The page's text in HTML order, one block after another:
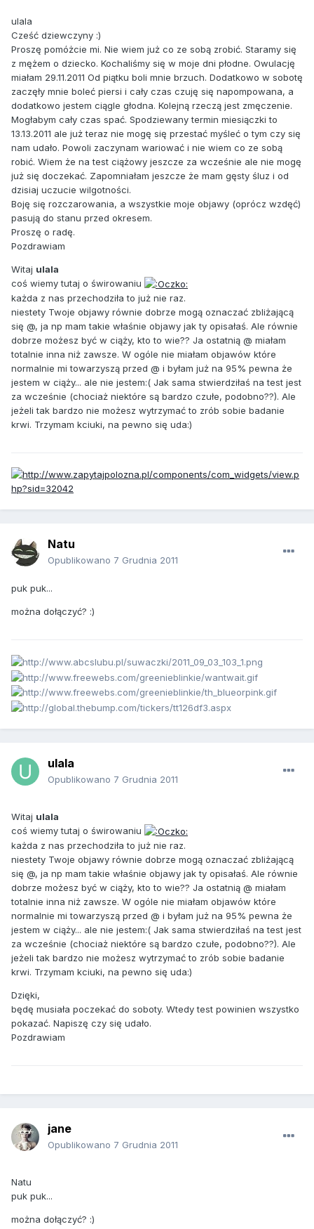
ulala
Cześć dziewczyny :)
Proszę pomóżcie mi. Nie wiem już co ze sobą zrobić. Staramy się
z mężem o dziecko. Kochaliśmy się w moje dni płodne. Owulację
miałam 29.11.2011 Od piątku boli mnie brzuch. Dodatkowo w sobotę
zaczęły mnie boleć piersi i cały czas czuję się napompowana, a
dodatkowo jestem ciągle głodna. Kolejną rzeczą jest zmęczenie.
Mogłabym cały czas spać. Spodziewany termin miesiączki to
13.13.2011 ale już teraz nie mogę się przestać myśleć o tym czy się
nam udało. Powoli zaczynam wariować i nie wiem co ze sobą
robić. Wiem że na test ciążowy jeszcze za wcześnie ale nie mogę
już się doczekać. Zapomniałam jeszcze że mam gęsty śluz i od
dzisiaj uczucie wilgotności.
Boję się rozczarowania, a wszystkie moje objawy (oprócz wzdęć)
pasują do stanu przed okresem.
Proszę o radę.
Pozdrawiam
Witaj ulala
coś wiemy tutaj o świrowaniu
każda z nas przechodziła to już nie raz.
niestety Twoje objawy równie dobrze mogą oznaczać zbliżającą
się @, ja np mam takie właśnie objawy jak ty opisałaś. Ale równie
dobrze możesz być w ciąży, kto to wie?? Ja ostatnią @ miałam
totalnie inna niż zawsze. W ogóle nie miałam objawów które
normalnie mi towarzyszą przed @ i byłam już na 95% pewna że
jestem w ciąży... ale nie jestem:( Jak sama stwierdziłaś na test jest
za wcześnie (chociaż niektóre są bardzo czułe, podobno??). Ale
jeżeli tak bardzo nie możesz wytrzymać to zrób sobie badanie
krwi. Trzymam kciuki, na pewno się uda:)
Natu
Opublikowano 7 Grudnia 2011
puk puk...
można dołączyć? :)
ulala
Opublikowano 7 Grudnia 2011
Witaj ulala
coś wiemy tutaj o świrowaniu
każda z nas przechodziła to już nie raz.
niestety Twoje objawy równie dobrze mogą oznaczać zbliżającą
się @, ja np mam takie właśnie objawy jak ty opisałaś. Ale równie
dobrze możesz być w ciąży, kto to wie?? Ja ostatnią @ miałam
totalnie inna niż zawsze. W ogóle nie miałam objawów które
normalnie mi towarzyszą przed @ i byłam już na 95% pewna że
jestem w ciąży... ale nie jestem:( Jak sama stwierdziłaś na test jest
za wcześnie (chociaż niektóre są bardzo czułe, podobno??). Ale
jeżeli tak bardzo nie możesz wytrzymać to zrób sobie badanie
krwi. Trzymam kciuki, na pewno się uda:)
Dzięki,
będę musiała poczekać do soboty. Wtedy test powinien wszystko
pokazać. Napiszę czy się udało.
Pozdrawiam
jane
Opublikowano 7 Grudnia 2011
Natu
puk puk...
można dołączyć? :)